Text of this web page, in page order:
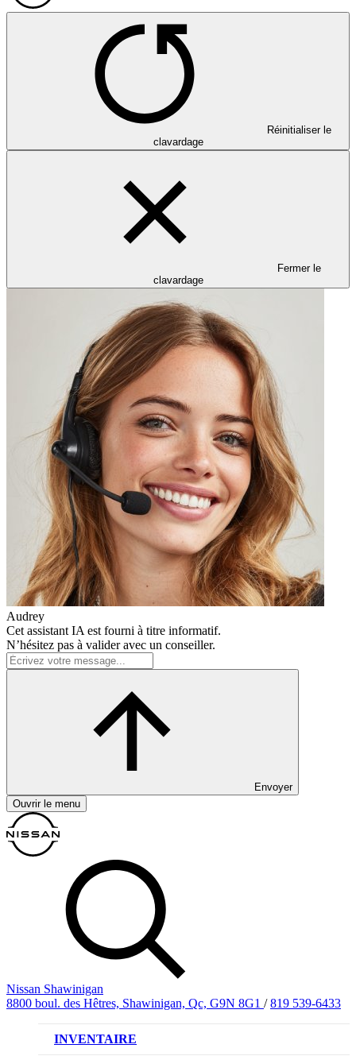
Réinitialiser le
clavardage
Fermer le
clavardage
Audrey
Cet assistant IA est fourni à titre informatif.
N’hésitez pas à valider avec un conseiller.
Envoyer
Ouvrir le menu
Nissan Shawinigan
8800 boul. des Hêtres, Shawinigan, Qc, G9N 8G1 / 819 539-6433
INVENTAIRE